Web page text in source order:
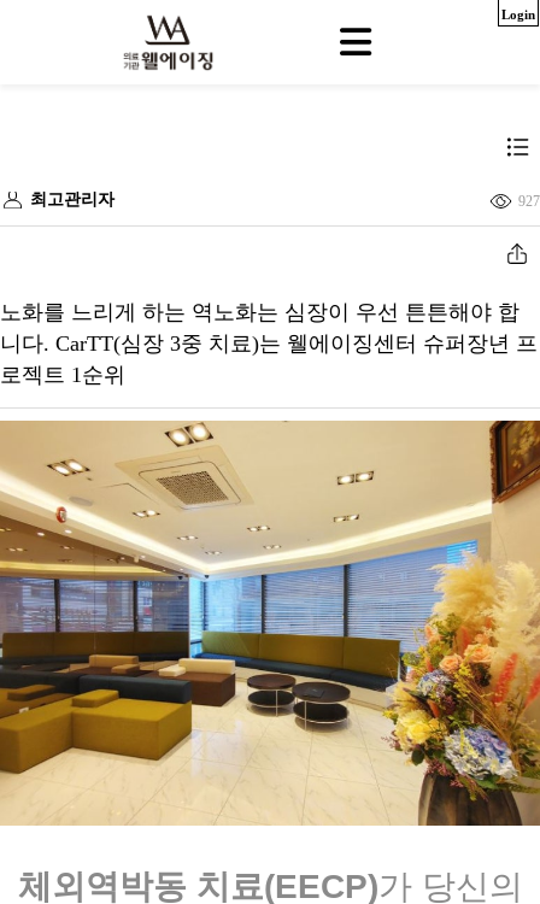
Login
최고관리자 927
노화를 느리게 하는 역노화는 심장이 우선 튼튼해야 합
니다. CarTT(심장 3중 치료)는 웰에이징센터 슈퍼장년 프
로젝트 1순위
체외역박동 치료(EECP)가 당신의